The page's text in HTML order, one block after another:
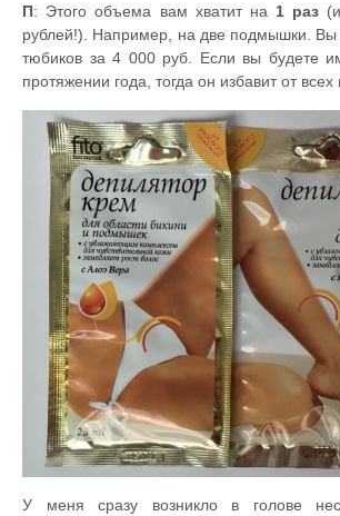
П: Этого объема вам хватит на 1 раз
рублей!). Например, на две подмышки. Вы
тюбиков за 4 000 руб. Если вы будете
протяжении года, тогда он избавит от всех
У меня сразу возникло в голове